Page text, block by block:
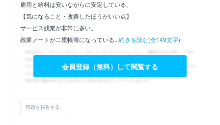
雇用と給料は安いながらに安定している。
【気になること・改善したほうがいい点】
サービス残業が非常に多い。
残業ノートが二重帳簿になっている...続きを読む(全149文字)
会員登録（無料）して閲覧する
問題を報告する